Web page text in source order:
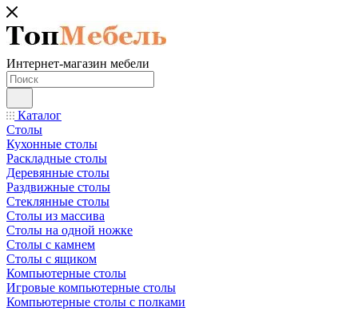
Интернет-магазин мебели
Каталог
Столы
Кухонные столы
Раскладные столы
Деревянные столы
Раздвижные столы
Стеклянные столы
Столы из массива
Столы на одной ножке
Столы с камнем
Столы с ящиком
Компьютерные столы
Игровые компьютерные столы
Компьютерные столы с полками